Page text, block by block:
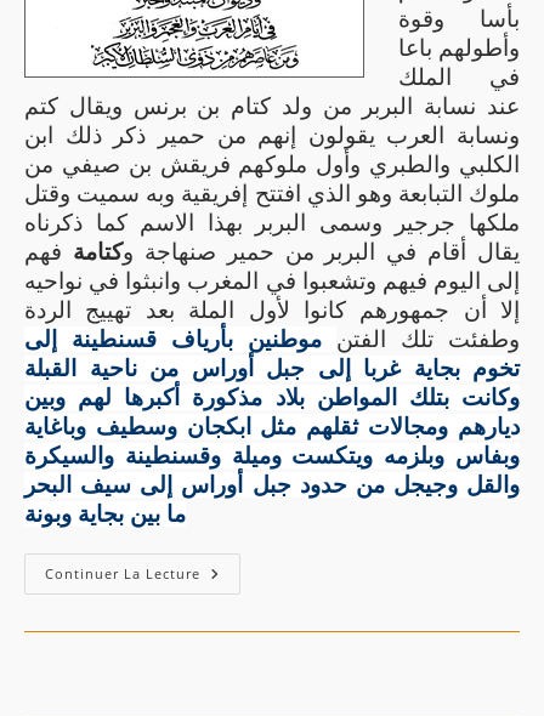
بأسا وقوة
وأطولهم باعا
في الملك
عند نسابة البربر من ولد كتام بن برنس ويقال كتم
ونسابة العرب يقولون إنهم من حمير ذكر ذلك ابن
الكلبي والطبري وأول ملوكهم فريقش بن صيفي من
ملوك التبابعة وهو الذي افتتح إفريقية وبه سميت وقتل
ملكها جرجير وسمى البربر بهذا الاسم كما ذكرناه
يقال أقام في البربر من حمير صنهاجة وكتامة فهم
إلى اليوم فيهم وتشعبوا في المغرب وانبثوا في نواحيه
إلا أن جمهورهم كانوا لأول الملة بعد تهييج الردة
وطفئت تلك الفتن موطنين بأرياف قسنطينة إلى
تخوم بجاية غربا إلى جبل أوراس من ناحية القبلة
وكانت بتلك المواطن بلاد مذكورة أكبرها لهم وبين
ديارهم ومجالات ثقلهم مثل ابكجان وسطيف وباغاية
وبفاس وبلزمه ويتكستوميلة وقسنطينة والسيكرة
والقل وجيجل من حدود جبل أوراس إلى سيف البحر
ما بين بجاية وبونة
Continuer La Lecture Les
Ketamas